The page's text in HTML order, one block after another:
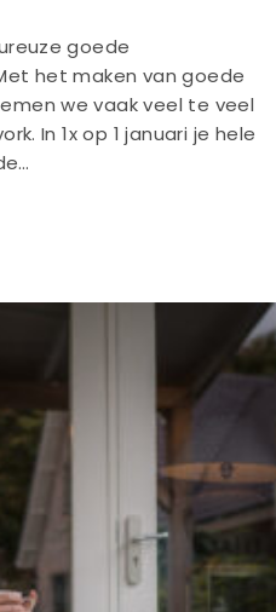
goede
het maken van goede
we vaak veel te veel
In 1x op 1 januari je hele